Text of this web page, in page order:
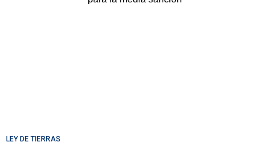
LEY DE TIERRAS